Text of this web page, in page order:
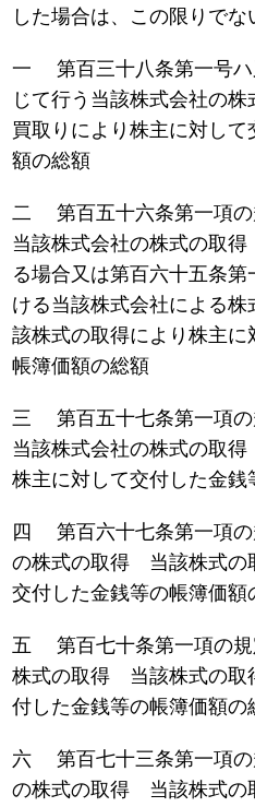
した場合は、この限りでな
一 第百三十八条第一号ハ
じて行う当該株式会社の
買取りにより株主に対し
額の総額
二 第百五十六条第一項の
当該株式会社の株式の取
る場合又は第百六十五条
ける当該株式会社による
該株式の取得により株主
帳簿価額の総額
三 第百五十七条第一項の
当該株式会社の株式の取
株主に対して交付した金
四 第百六十七条第一項の
の株式の取得 当該株式の
交付した金銭等の帳簿価額
五 第百七十条第一項の規
株式の取得 当該株式の取
付した金銭等の帳簿価額の
六 第百七十三条第一項の
の株式の取得 当該株式の